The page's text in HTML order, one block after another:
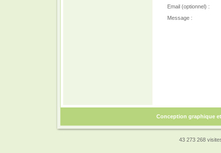
Email (optionnel) :
Message :
Conception graphique
43 273 268